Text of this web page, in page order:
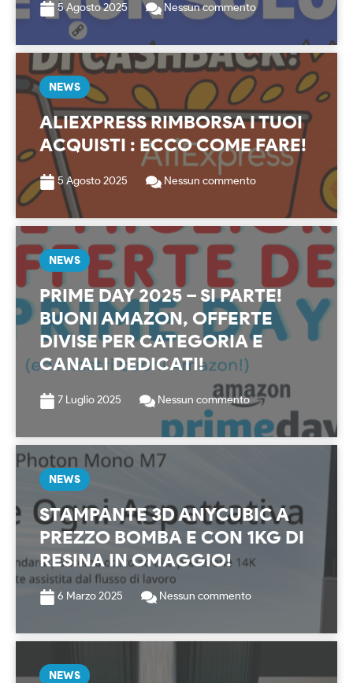
5 Agosto 2025 Nessun commento
NEWS
ALIEXPRESS RIMBORSA I TUOI
ACQUISTI : ECCO COME FARE!
5 Agosto 2025 Nessun commento
NEWS
PRIME DAY 2025 – SI PARTE!
BUONI AMAZON, OFFERTE
DIVISE PER CATEGORIA E
CANALI DEDICATI!
7 Luglio 2025 Nessun commento
NEWS
STAMPANTE 3D ANYCUBIC A
PREZZO BOMBA E CON 1KG DI
RESINA IN OMAGGIO!
6 Marzo 2025 Nessun commento
NEWS